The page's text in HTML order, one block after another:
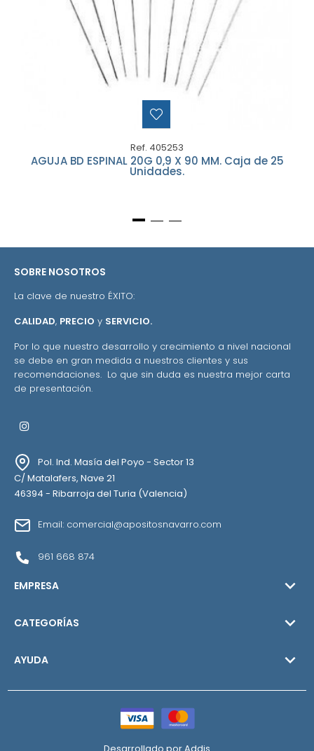
Ref. 405253
AGUJA BD ESPINAL 20G 0,9 X 90 MM. Caja de 25
Unidades.
SOBRE NOSOTROS
La clave de nuestro ÉXITO:
CALIDAD, PRECIO y SERVICIO.
Por lo que nuestro desarrollo y crecimiento a nivel nacional
se debe en gran medida a nuestros clientes y sus
recomendaciones. Lo que sin duda es nuestra mejor carta
de presentación.
Pol. Ind. Masía del Poyo - Sector 13
C/ Matalafers, Nave 21
46394 - Ribarroja del Turia (Valencia)
Email: comercial@apositosnavarro.com
961 668 874
EMPRESA 
CATEGORÍAS 
AYUDA 
Desarrollado por Addis